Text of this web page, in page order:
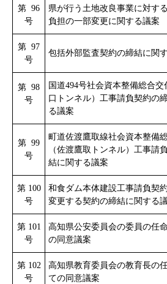
第 96
号
県が行う土地改良事業に対す
負担の一部変更に関する議案
第 97
号
包括外部監査契約の締結に関
第 98
号
国道494号社会資本整備総合交
口トンネル）工事請負契約の
る議案
第 99
号
町道佐渡鷹取線社会資本整備
（佐渡鷹取トンネル）工事請
結に関する議案
第 100
号
和食ダム本体建設工事請負契
変更する契約の締結に関する
第 101
号
高知県公安委員会の委員の任
の同意議案
第 102
号
高知県教育委員会の教育長の
ての同意議案